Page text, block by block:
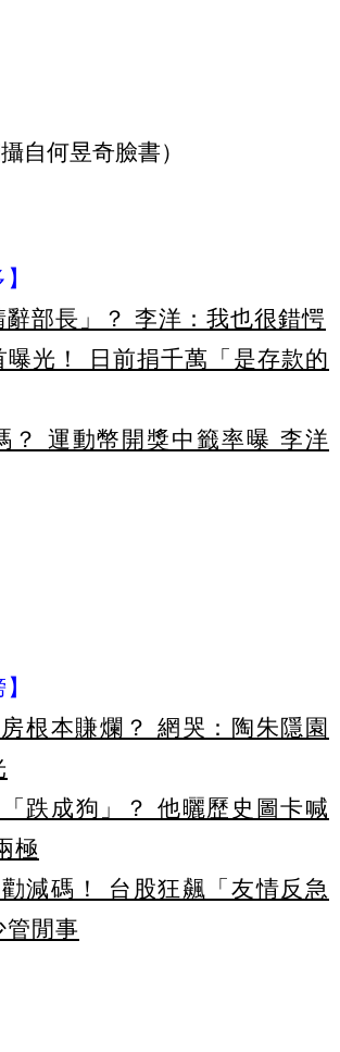
自何昱奇臉書）
辭部長」？ 李洋：我也很錯愕
曝光！ 日前捐千萬「是存款的
？ 運動幣開獎中籤率曝 李洋
根本賺爛？ 網哭：陶朱隱園
跌成狗」？ 他曬歷史圖卡喊
極
減碼！ 台股狂飆「友情反急
管閒事